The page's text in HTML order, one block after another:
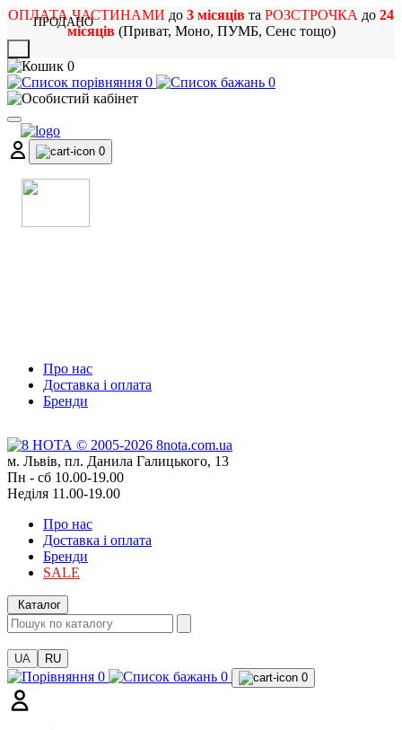
ОПЛАТА ЧАСТИНАМИ до 3 місяців та РОЗСТРОЧКА до 24
місяців(Приват, Моно, ПУМБ, Сенс тощо)
0
0
0
0
Про нас
Доставка і оплата
Бренди
м. Львів, пл. Данила Галицького, 13
Пн - сб 10.00-19.00
Неділя 11.00-19.00
Про нас
Доставка і оплата
Бренди
SALE
Каталог
UA RU
0 0 0
ПРОДАНО